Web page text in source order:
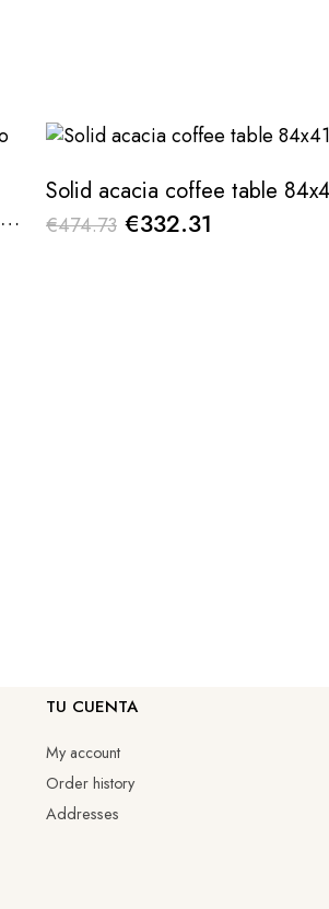
Round coffee table made of terrazzo and wood, 76x46cm
Solid acacia coffee table
€474.73 €332.31
TU CUENTA
My account
Order history
Addresses